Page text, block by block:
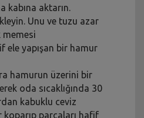
kabına aktarın.
Unu ve tuzu azar
memesi
ele yapışan bir hamur
hamurun üzerini bir
oda sıcaklığında 30
kabuklu ceviz
parçaları hafif